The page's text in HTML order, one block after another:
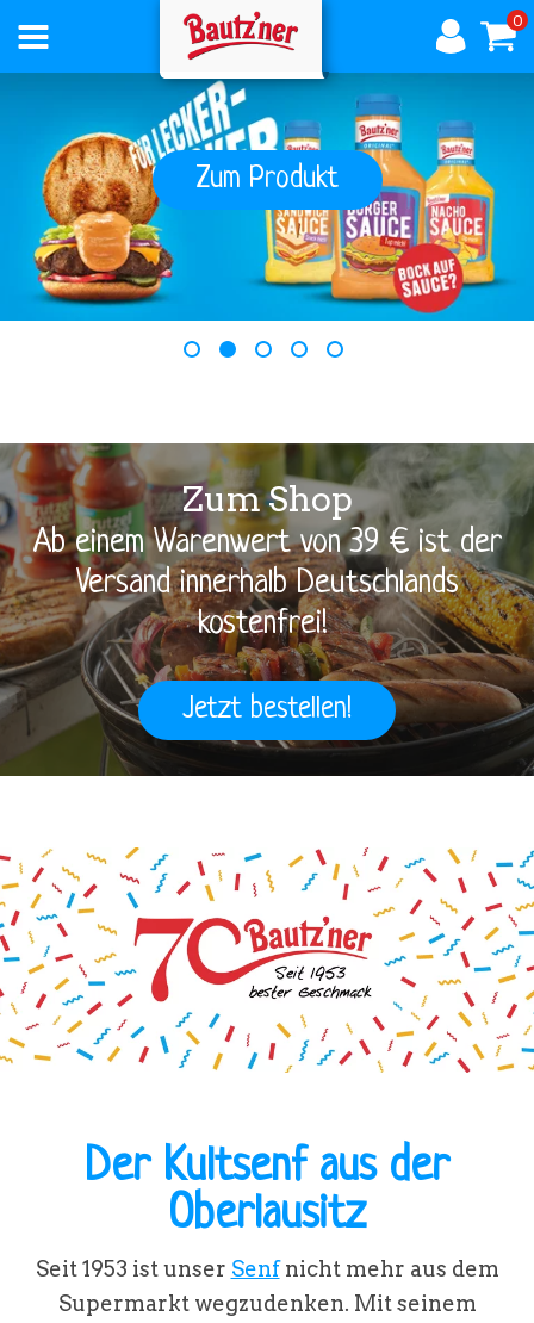
ÜBER
BAUTZNER
BRUTZELKUNDE
REZEPTE
SHOP
0
Zum Produkt
1 2 3 4 5
Zum Shop
Ab einem Warenwert von 39 € ist der
Versand innerhalb Deutschlands
kostenfrei!
Jetzt bestellen!
Der Kultsenf aus der
Oberlausitz
Seit 1953 ist unser Senfnicht mehr aus dem
Supermarkt wegzudenken. Mit seinem